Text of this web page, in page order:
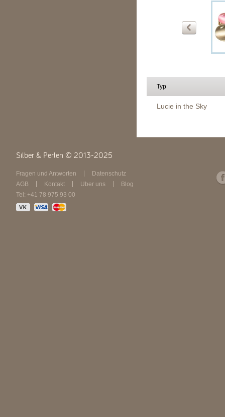
Typ
Lucie in the Sky
Silber & Perlen © 2013-2025
Fragen und Antworten
Datenschutz
AGB
Kontakt Über uns
Blog
Tel: +41 78 975 93 00